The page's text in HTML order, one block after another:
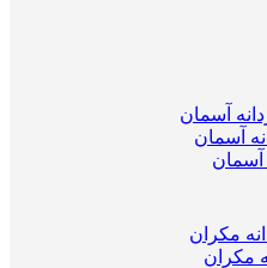
آسمان
آسمان
آسمان
مکران
مکران